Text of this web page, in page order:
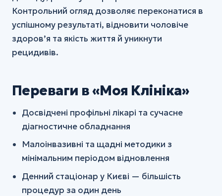
Контрольний огляд дозволяє переконатися в
успішному результаті, відновити чоловіче
здоров’я та якість життя й уникнути
рецидивів.
Переваги в «Моя Клініка»
Досвідчені профільні лікарі та сучасне
діагностичне обладнання
Малоінвазивні та щадні методики з
мінімальним періодом відновлення
Денний стаціонар у Києві — більшість
процедур за один день